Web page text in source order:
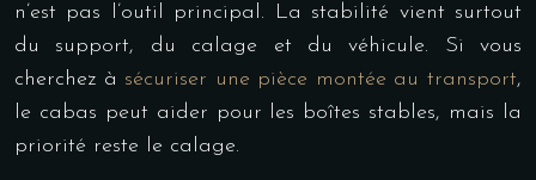
n’est pas l’outil principal. La stabilité vient surtout
du support, du calage et du véhicule. Si vous
cherchez à sécuriser une pièce montée au transport,
le cabas peut aider pour les boîtes stables, mais la
priorité reste le calage.